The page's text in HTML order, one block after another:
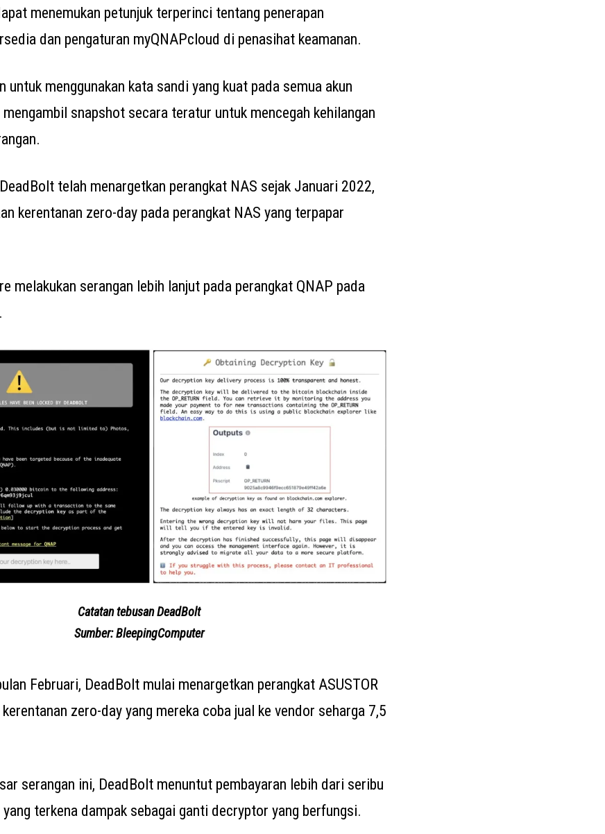
menemukan petunjuk terperinci tentang penerapan
dan pengaturan myQNAPcloud di penasihat keamanan.
untuk menggunakan kata sandi yang kuat pada semua akun
mengambil snapshot secara teratur untuk mencegah kehilangan
telah menargetkan perangkat NAS sejak Januari 2022,
kerentanan zero-day pada perangkat NAS yang terpapar
melakukan serangan lebih lanjut pada perangkat QNAP pada
Catatan tebusan DeadBolt
Sumber: BleepingComputer
Februari, DeadBolt mulai menargetkan perangkat ASUSTOR
zero-day yang mereka coba jual ke vendor seharga 7,5
serangan ini, DeadBolt menuntut pembayaran lebih dari seribu
yang terkena dampak sebagai ganti decryptor yang berfungsi.